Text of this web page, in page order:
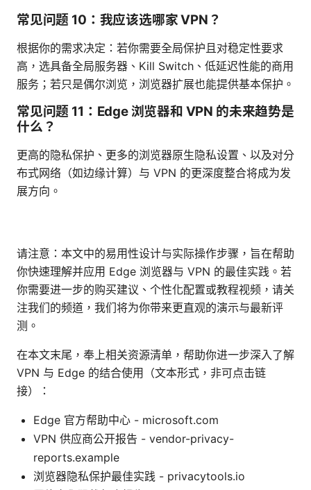
常见问题 10：我应该选哪家 VPN？
根据你的需求决定：若你需要全局保护且对稳定性要求
高，选具备全局服务器、Kill Switch、低延迟性能的商用
服务；若只是偶尔浏览，浏览器扩展也能提供基本保护。
常见问题 11：Edge 浏览器和 VPN 的未来趋势是
什么？
更高的隐私保护、更多的浏览器原生隐私设置、以及对分
布式网络（如边缘计算）与 VPN 的更深度整合将成为发
展方向。
请注意：本文中的易用性设计与实际操作步骤，旨在帮助
你快速理解并应用 Edge 浏览器与 VPN 的最佳实践。若
你需要进一步的购买建议、个性化配置或教程视频，请关
注我们的频道，我们将为你带来更直观的演示与最新评
测。
在本文末尾，奉上相关资源清单，帮助你进一步深入了解
VPN 与 Edge 的结合使用（文本形式，非可点击链
接）：
Edge 官方帮助中心 - microsoft.com
VPN 供应商公开报告 - vendor-privacy-
reports.example
浏览器隐私保护最佳实践 - privacytools.io